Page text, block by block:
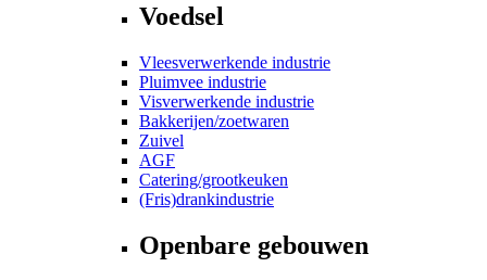
Voedsel
Vleesverwerkende industrie
Pluimvee industrie
Visverwerkende industrie
Bakkerijen/zoetwaren
Zuivel
AGF
Catering/grootkeuken
(Fris)drankindustrie
Openbare gebouwen